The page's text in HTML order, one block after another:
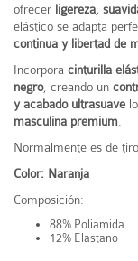
ofrecer ligereza,
elástico se adapta
continua y libertad de
Incorpora cinturilla
negro, creando un
y acabado ultrasuave
masculina premium
Normalmente es de
Color: Naranja
Composición:
88% Poliamida
12% Elastano